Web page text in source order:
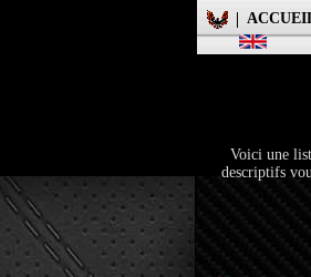
Voici une
descriptifs